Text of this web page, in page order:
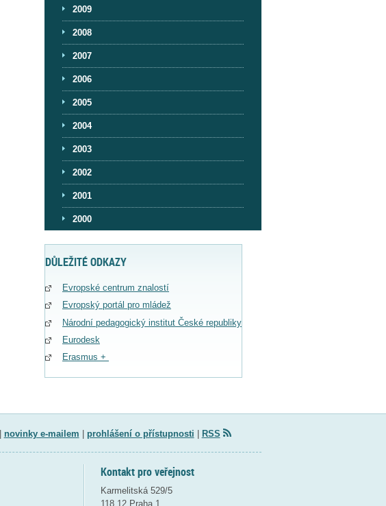
2009
2008
2007
2006
2005
2004
2003
2002
2001
2000
DŮLEŽITÉ ODKAZY
Evropské centrum znalostí
Evropský portál pro mládež
Národní pedagogický institut České republiky
Eurodesk
Erasmus +
novinky e-mailem prohlášení o přístupnosti RSS
Kontakt pro veřejnost
Karmelitská 529/5
118 12 Praha 1